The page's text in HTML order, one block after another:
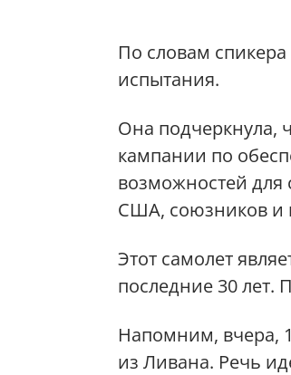
По словам
испытания.
Она подчеркнула,
кампании по
возможностей для
США, союзников и
Этот самолет
последние 30 лет.
Напомним, вчера,
из Ливана. Речь